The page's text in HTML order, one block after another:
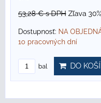
53,28 €s DPH Zľava 30%
Dostupnosť: NA
10 pracovných dní
bal DO